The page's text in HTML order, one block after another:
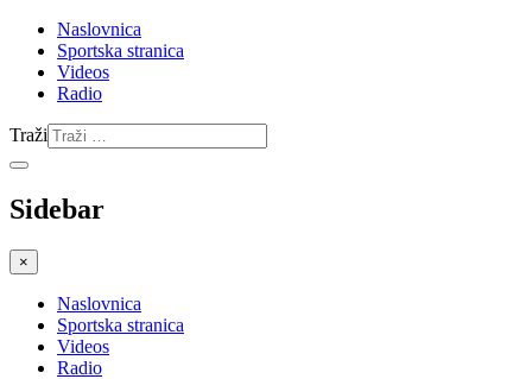
Naslovnica
Sportska stranica
Videos
Radio
Traži
Sidebar
×
Naslovnica
Sportska stranica
Videos
Radio